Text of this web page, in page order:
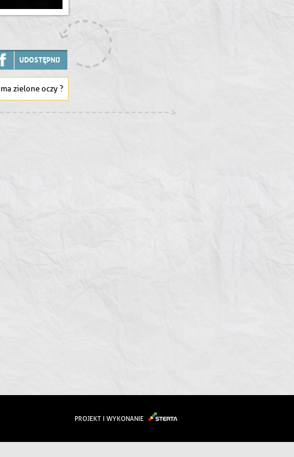
UDOSTĘPNIJ
zielone oczy ?
PROJEKT I WYKONANIE